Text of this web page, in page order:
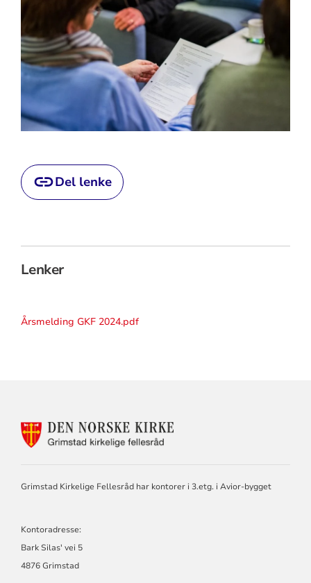
Del lenke
Lenker
Årsmelding GKF 2024.pdf
KONTAKTINFORMASJON
FELLESRÅD
Grimstad Kirkelige Fellesråd har kontorer i 3.etg. i Avior-bygget
Kontoradresse:
Bark Silas' vei 5
4876 Grimstad